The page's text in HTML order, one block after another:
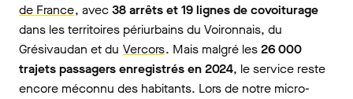
de France, avec38 arrêts et 19 lignes de covoiturage
dans les territoires périurbains du Voironnais, du
Grésivaudan et du Vercors. Mais malgré les26 000
trajets passagers enregistrés en 2024, le service reste
encore méconnu des habitants. Lors de notre micro-